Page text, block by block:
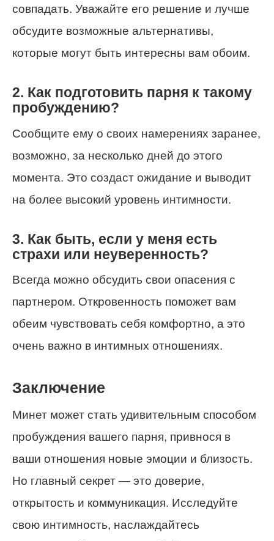
совпадать. Уважайте его решение и лучше
обсудите возможные альтернативы,
которые могут быть интересны вам обоим.
2. Как подготовить парня к такому
пробуждению?
Сообщите ему о своих намерениях заранее,
возможно, за несколько дней до этого
момента. Это создаст ожидание и выводит
на более высокий уровень интимности.
3. Как быть, если у меня есть
страхи или неуверенность?
Всегда можно обсудить свои опасения с
партнером. Откровенность поможет вам
обеим чувствовать себя комфортно, а это
очень важно в интимных отношениях.
Заключение
Минет может стать удивительным способом
пробуждения вашего парня, привнося в
ваши отношения новые эмоции и близость.
Но главный секрет — это доверие,
открытость и коммуникация. Исследуйте
свою интимность, наслаждайтесь